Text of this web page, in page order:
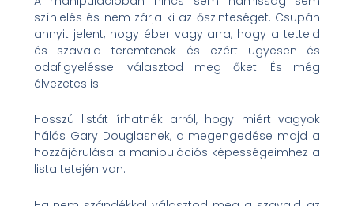
színlelés és nem zárja ki az őszinteséget. Csupán
annyit jelent, hogy éber vagy arra, hogy a tetteid
és szavaid teremtenek és ezért ügyesen és
odafigyeléssel választod meg őket. És még
élvezetes is!
Hosszú listát írhatnék arról, hogy miért vagyok
hálás Gary Douglasnek, a megengedése majd a
hozzájárulása a manipulációs képességeimhez a
lista tetején van.